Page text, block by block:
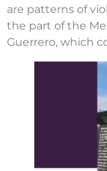
are patterns of
the part of the
Guerrero, which